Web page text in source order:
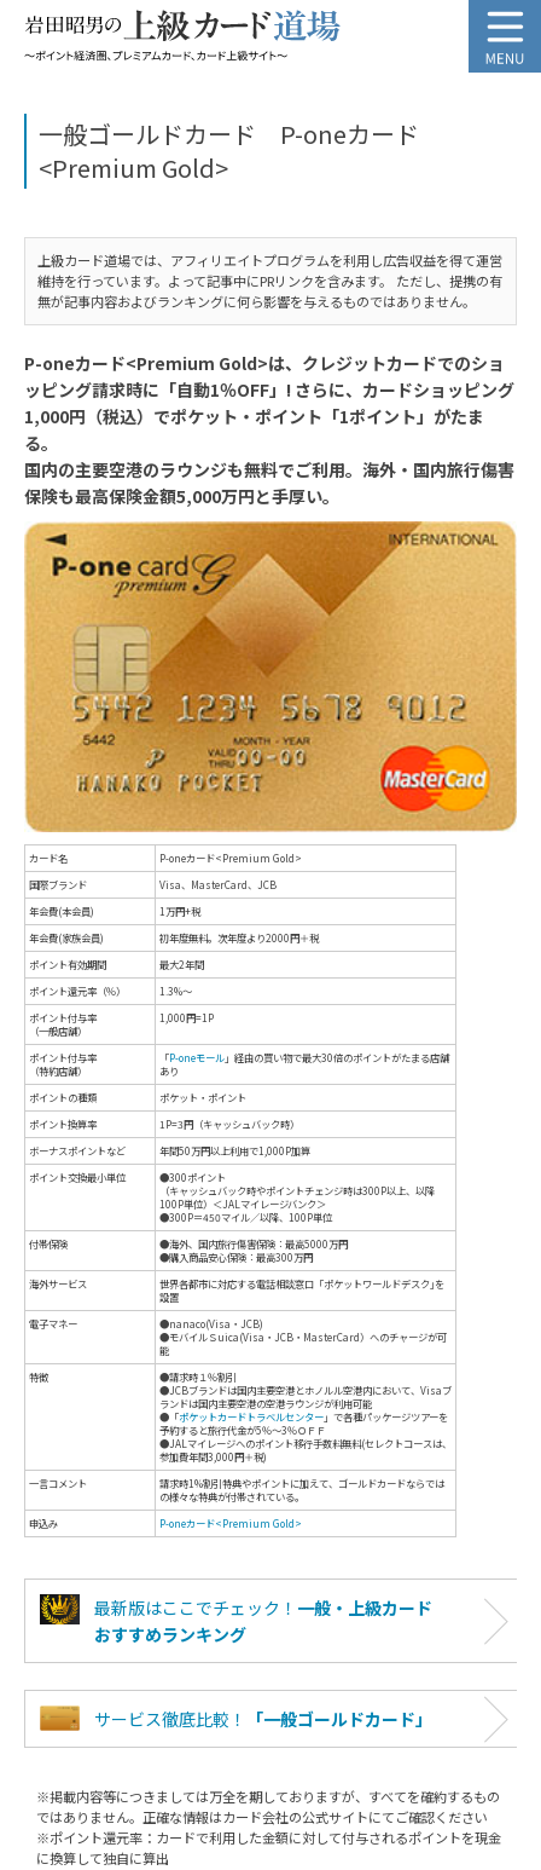
一般ゴールドカード P-oneカード
<Premium Gold>
上級カード道場では、アフィリエイトプログラムを利用し広告収益を得て運営
維持を行っています。よって記事中にPRリンクを含みます。 ただし、提携の有
無が記事内容およびランキングに何ら影響を与えるものではありません。
P-oneカード<Premium Gold>は、クレジットカードでのショ
ッピング請求時に「自動1％OFF」! さらに、カードショッピング
1,000円（税込）でポケット・ポイント「1ポイント」がたま
る。
国内の主要空港のラウンジも無料でご利用。海外・国内旅行傷害
保険も最高保険金額5,000万円と手厚い。
P-oneカード<Premium Gold>
国際ブランド
Visa、MasterCard、JCB
年会費(本会員)
1万円+税
ポイント有効期間
最大2年間
ポイント還元率（％）
1.3%～
ポイント付与率
（一般店舗）
（特約店舗）
あり
ポイントの種類
ポケット・ポイント
最新版はここでチェック！ 一般・上級カード
おすすめランキング
サービス徹底比較！ 「一般ゴールドカード」
※掲載内容等につきましては万全を期しておりますが、すべてを確約するもの
ではありません。正確な情報はカード会社の公式サイトにてご確認ください
※ポイント還元率：カードで利用した金額に対して付与されるポイントを現金
に換算して独自に算出